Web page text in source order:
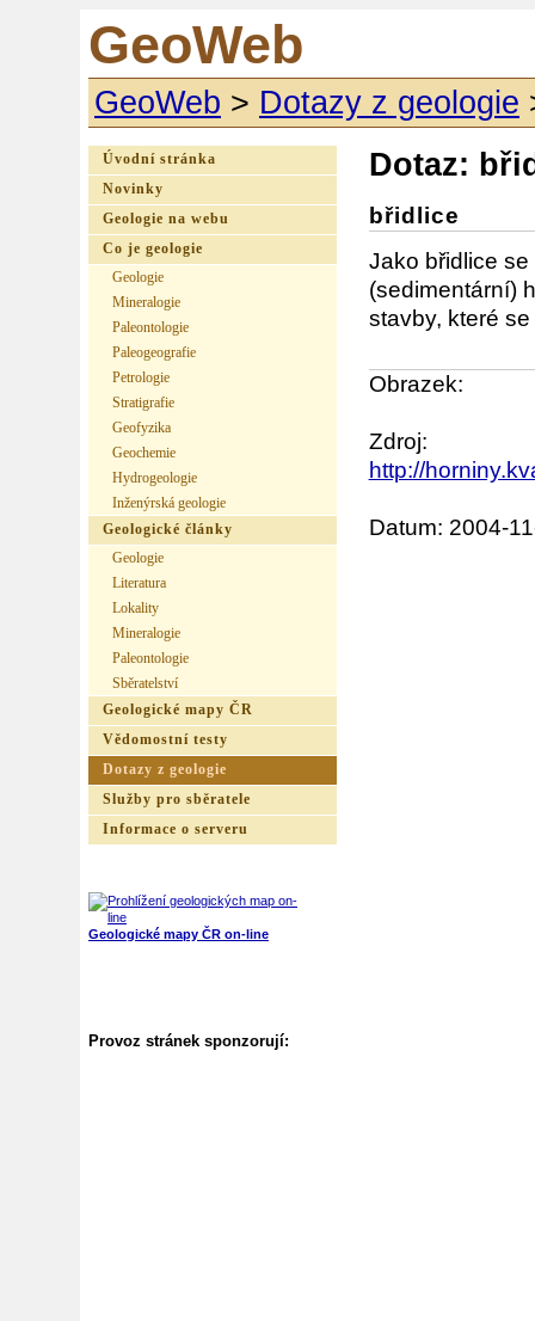
GeoWeb
GeoWeb > Dotazy z geologie
Dotaz:
břidlice
Jako břidlice
(sedimentární)
stavby, které
Obrazek:
Zdroj:
http://
Datum: 2004-
Úvodní stránka
Novinky
Geologie na webu
Co je geologie
Geologie
Mineralogie
Paleontologie
Paleogeografie
Petrologie
Stratigrafie
Geofyzika
Geochemie
Hydrogeologie
Inženýrská geologie
Geologické články
Geologie
Literatura
Lokality
Mineralogie
Paleontologie
Sběratelství
Geologické mapy ČR
Vědomostní testy
Dotazy z geologie
Služby pro sběratele
Informace o serveru
Geologické mapy ČR on-line
Provoz stránek sponzorují: